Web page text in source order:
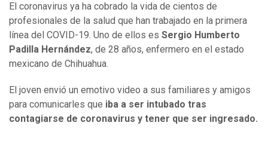
El coronavirus ya ha cobrado la vida de cientos de
profesionales de la salud que han trabajado en la primera
línea del COVID-19. Uno de ellos es Sergio Humberto
Padilla Hernández, de 28 años, enfermero en el estado
mexicano de Chihuahua.
El joven envió un emotivo video a sus familiares y amigos
para comunicarles que iba a ser intubado tras
contagiarse de coronavirus y tener que ser ingresado.